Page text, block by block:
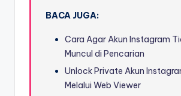
BACA JUGA:
Cara Agar Akun Instagram
Muncul di Pencarian
Unlock Private Akun
Melalui Web Viewer